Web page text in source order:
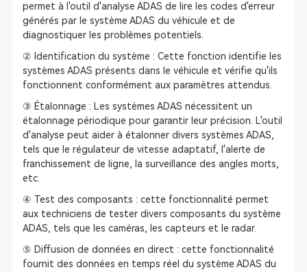
permet à l'outil d'analyse ADAS de lire les codes d'erreur
générés par le système ADAS du véhicule et de
diagnostiquer les problèmes potentiels.
② Identification du système : Cette fonction identifie les
systèmes ADAS présents dans le véhicule et vérifie qu'ils
fonctionnent conformément aux paramètres attendus.
③ Étalonnage : Les systèmes ADAS nécessitent un
étalonnage périodique pour garantir leur précision. L'outil
d'analyse peut aider à étalonner divers systèmes ADAS,
tels que le régulateur de vitesse adaptatif, l'alerte de
franchissement de ligne, la surveillance des angles morts,
etc.
④ Test des composants : cette fonctionnalité permet
aux techniciens de tester divers composants du système
ADAS, tels que les caméras, les capteurs et le radar.
⑤ Diffusion de données en direct : cette fonctionnalité
fournit des données en temps réel du système ADAS du